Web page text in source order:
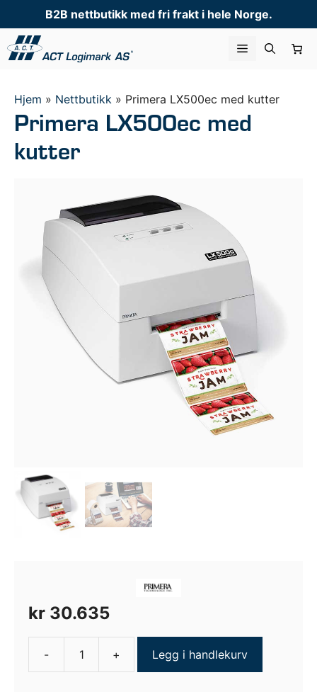
til
innhold
B2B nettbutikk med fri frakt i hele Norge.
Meny
Hjem » Nettbutikk » Primera LX500ec med kutter
Primera LX500ec med
kutter
kr 30.635
-
Primera
+ Legg i handlekurv